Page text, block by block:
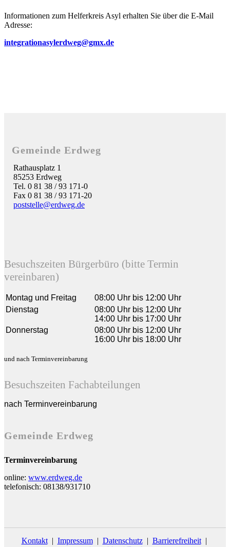
Informationen zum Helferkreis Asyl erhalten Sie über die E-Mail
Adresse:
integrationasylerdweg@gmx.de
Gemeinde Erdweg
Rathausplatz 1
85253 Erdweg
Tel. 0 81 38 / 93 171-0
Fax 0 81 38 / 93 171-20
poststelle@erdweg.de
Besuchszeiten Bürgerbüro (bitte Termin
vereinbaren)
Montag und Freitag
08:00 Uhr bis 12:00 Uhr
Dienstag
08:00 Uhr bis 12:00 Uhr
14:00 Uhr bis 17:00 Uhr
Donnerstag
08:00 Uhr bis 12:00 Uhr
16:00 Uhr bis 18:00 Uhr
und nach Terminvereinbarung
Besuchszeiten Fachabteilungen
nach Terminvereinbarung
Gemeinde Erdweg
Terminvereinbarung
online: www.erdweg.de
telefonisch: 08138/931710
Kontakt| Impressum| Datenschutz| Barrierefreiheit|